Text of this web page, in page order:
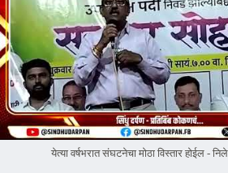
येत्या वर्षभरात संघटनेचा मोठा विस्तार होईल -